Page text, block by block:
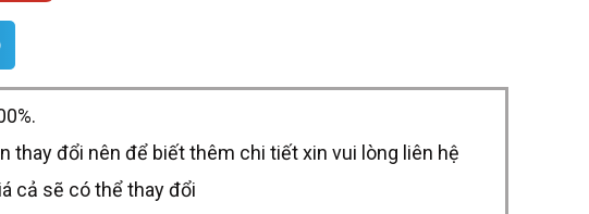
thay đổi nên để biết thêm chi tiết xin vui lòng liên hệ
cả sẽ có thể thay đổi